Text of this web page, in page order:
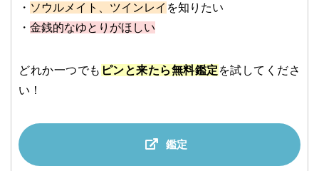
・ ソウルメイト、ツインレイ を知りたい
・ 金銭的なゆとりがほしい
どれか一つでも ピンと来たら無料鑑定 を試してくださ
い！
鑑定